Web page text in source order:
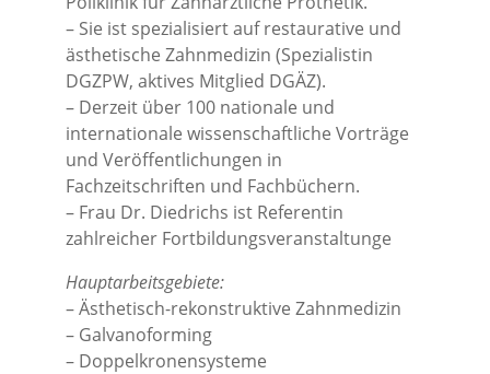
– Sie ist spezialisiert auf restaurative und
ästhetische Zahnmedizin (Spezialistin
DGZPW, aktives Mitglied DGÄZ).
– Derzeit über 100 nationale und
internationale wissenschaftliche Vorträge
und Veröffentlichungen in
Fachzeitschriften und Fachbüchern.
– Frau Dr. Diedrichs ist Referentin
zahlreicher Fortbildungsveranstaltunge
Hauptarbeitsgebiete:
– Ästhetisch-rekonstruktive Zahnmedizin
– Galvanoforming
– Doppelkronensysteme